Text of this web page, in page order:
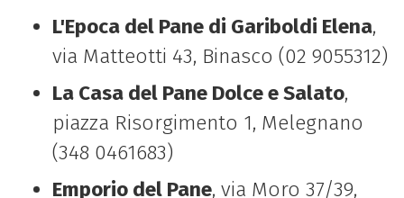
L'Epoca del Pane di Gariboldi Elena,
via Matteotti 43, Binasco (02 9055312)
La Casa del Pane Dolce e Salato,
piazza Risorgimento 1, Melegnano
(348 0461683)
Emporio del Pane, via Moro 37/39,